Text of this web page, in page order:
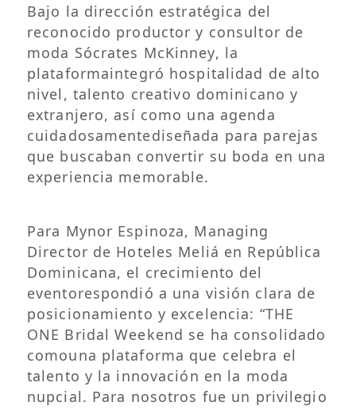
Bajo la dirección estratégica del
reconocido productor y consultor de
moda Sócrates McKinney, la
plataformaintegró hospitalidad de alto
nivel, talento creativo dominicano y
extranjero, así como una agenda
cuidadosamentediseñada para parejas
que buscaban convertir su boda en una
experiencia memorable.
Para Mynor Espinoza, Managing
Director de Hoteles Meliá en República
Dominicana, el crecimiento del
eventorespondió a una visión clara de
posicionamiento y excelencia: “THE
ONE Bridal Weekend se ha consolidado
comouna plataforma que celebra el
talento y la innovación en la moda
nupcial. Para nosotros fue un privilegio